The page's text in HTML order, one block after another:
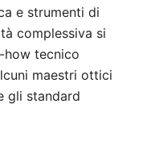
e strumenti di
complessiva si
how tecnico
maestri ottici
gli standard